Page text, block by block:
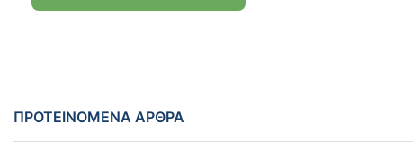
ΠΡΟΤΕΙΝΌΜΕΝΑ ΆΡΘΡΑ